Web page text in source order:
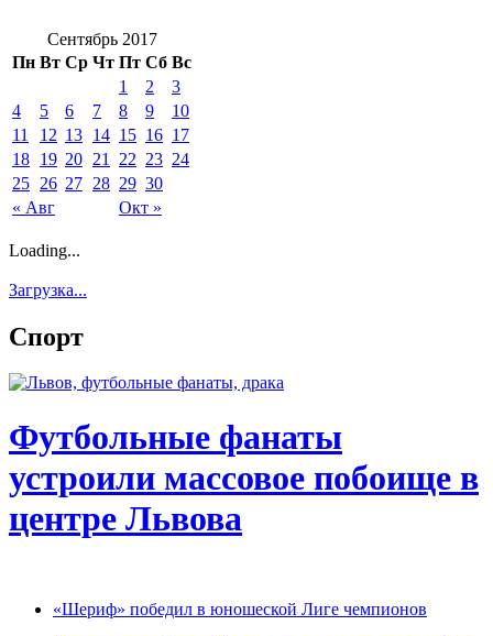
Сентябрь 2017
Пн Вт Ср Чт Пт Сб Вс
« Авг Окт »
1 2
3
4
5 6 7 8 9
10
11
12 13 14 15 16 17
18 19 20 21 22 23 24
25 26 27 28 29 30
Loading...
Загрузка...
Спорт
Футбольные фанаты
устроили массовое побоище в
центре Львова
«Шериф» победил в юношеской Лиге чемпионов